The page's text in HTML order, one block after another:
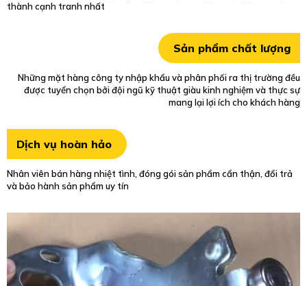
Thành lập từ năm 2007
Chúng tôi là công ty chuyên kinh doanh phụ tùng ô tô với hơn 15 năm
kinh nghiệm, có khả năng đáp ứng đơn đặt hàng số lượng lớn với giá
thành cạnh tranh nhất
Sản phẩm chất lượng
Những mặt hàng công ty nhập khẩu và phân phối ra thị trường đều
được tuyển chọn bởi đội ngũ kỹ thuật giàu kinh nghiệm và thực sự
mang lại lợi ích cho khách hàng